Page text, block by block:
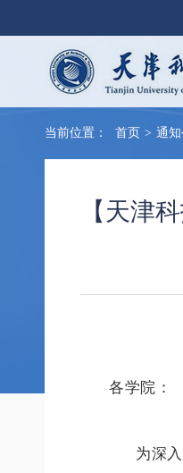
当前位置： 首页 > 通
【天津
各学院：
为深